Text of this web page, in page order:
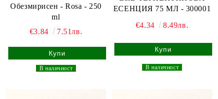
Обезмирисен - Rosa - 250
ml
€3.84
7.51лв.
В наличност
ЕСЕНЦИЯ 75 МЛ - 300001
€4.34 8.49лв.
В наличност